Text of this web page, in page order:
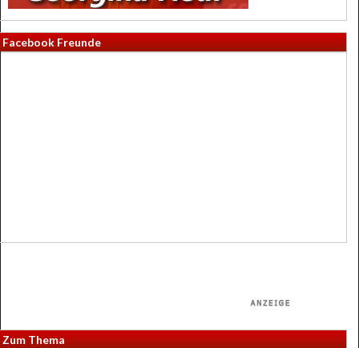
Facebook Freunde
Zum Thema